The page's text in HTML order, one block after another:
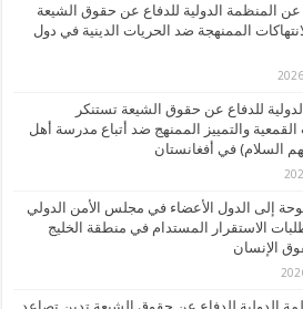
عن المنظمة الدولية للدفاع عن حقوق الشيعة
الممنهجة ضد الحريات الدينية في دول
للدفاع عن حقوق الشيعة تستنكر
القمعية والتمييز الممنهج ضد أتباع مدرسة أهل
السلام) في أفغانستان
إلى الدول الأعضاء في مجلس الأمن الدولي
الاستقرار المستدام في منطقة الخليج
الإنسان